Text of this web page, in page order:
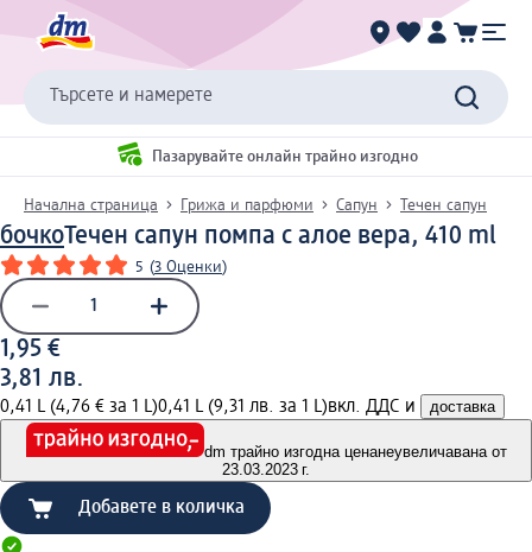
Търсете и намерете
Пазарувайте онлайн трайно изгодно
Начална страница Грижа и парфюми Сапун Течен сапун
бочкоТечен сапун помпа с алое вера, 410 ml
5 (3 Оценки)
1,95 €
3,81 лв.
0,41 L (4,76 € за 1 L)0,41 L (9,31 лв. за 1 L)вкл. ДДС и доставка
dm трайно изгодна ценанеувеличавана от
23.03.2023 г.
Добавете в количка